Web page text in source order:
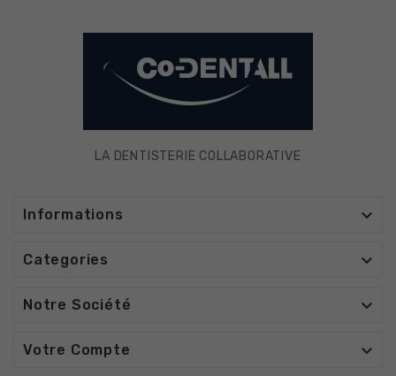
LA DENTISTERIE COLLABORATIVE
Informations 
Categories 
Notre Société 
Votre Compte 